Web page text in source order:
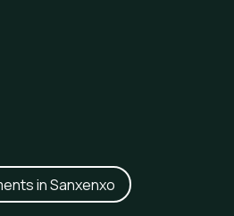
in Sanxenxo